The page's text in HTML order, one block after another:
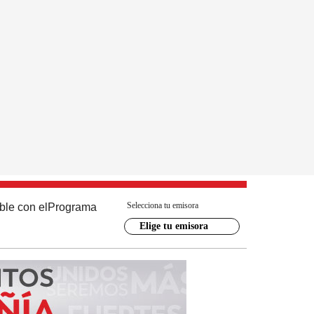
con el Programa Selecciona tu emisora
Elige tu emisora